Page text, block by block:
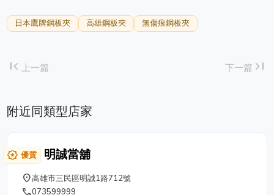
日本鷹牌鋼板夾 高雄鋼板夾 無傷痕鋼板夾
first_page 上一篇 下一篇 last_page
附近同類型店家
award_star 優質 明誠當舖
place高雄市三民區明誠1路712號
phone073599999